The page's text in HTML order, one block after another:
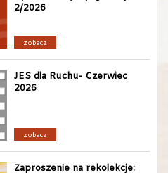
2/2026
zobacz
JES dla Ruchu- Czerwiec
2026
zobacz
Zaproszenie na rekolekcje: